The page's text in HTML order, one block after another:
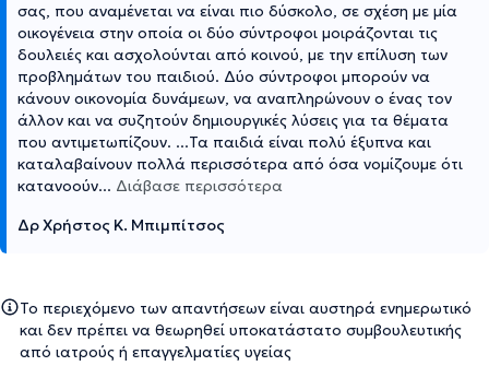
σας, που αναμένεται να είναι πιο δύσκολο, σε σχέση με μία
οικογένεια στην οποία οι δύο σύντροφοι μοιράζονται τις
δουλειές και ασχολούνται από κοινού, με την επίλυση των
προβλημάτων του παιδιού. Δύο σύντροφοι μπορούν να
κάνουν οικονομία δυνάμεων, να αναπληρώνουν ο ένας τον
άλλον και να συζητούν δημιουργικές λύσεις για τα θέματα
που αντιμετωπίζουν. ...Τα παιδιά είναι πολύ έξυπνα και
καταλαβαίνουν πολλά περισσότερα από όσα νομίζουμε ότι
κατανοούν... Διάβασε περισσότερα
Δρ Χρήστος Κ. Μπιμπίτσος
Το περιεχόμενο των απαντήσεων είναι αυστηρά ενημερωτικό
και δεν πρέπει να θεωρηθεί υποκατάστατο συμβουλευτικής
από ιατρούς ή επαγγελματίες υγείας